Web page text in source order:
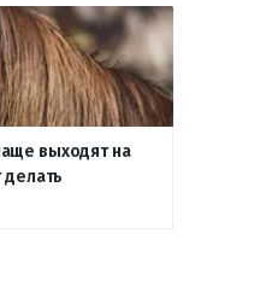
выходят на
делать